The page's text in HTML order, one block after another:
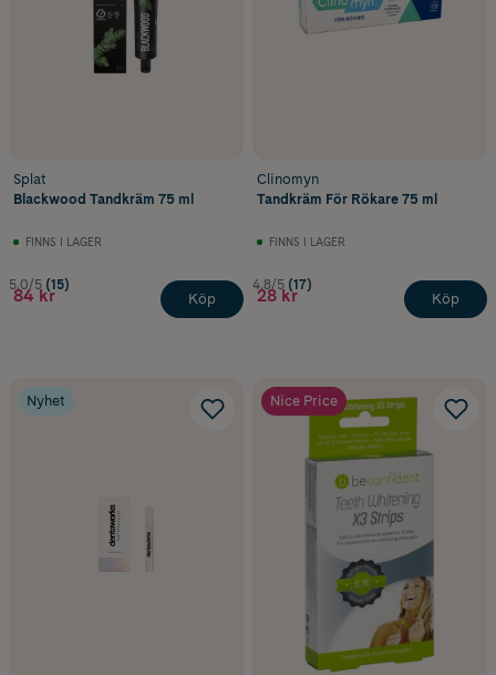
Splat
Blackwood Tandkräm 75 ml
FINNS I LAGER
5.0/5 (15)
84 kr Köp
Clinomyn
Tandkräm För Rökare 75 ml
FINNS I LAGER
4.8/5 (17)
28 kr Köp
Nyhet Nice Price